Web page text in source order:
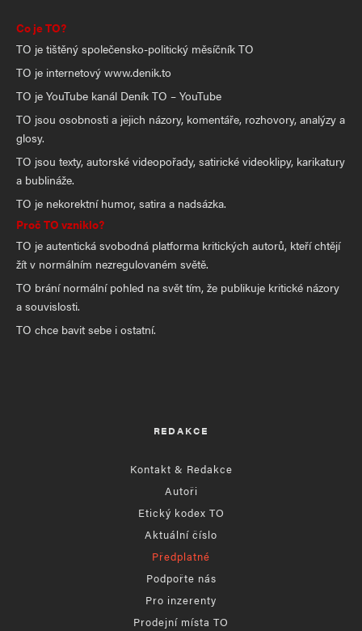
Co je TO?
TO je tištěný společensko-politický měsíčník TO
TO je internetový www.denik.to
TO je YouTube kanál Deník TO – YouTube
TO jsou osobnosti a jejich názory, komentáře, rozhovory, analýzy a
glosy.
TO jsou texty, autorské videopořady, satirické videoklipy, karikatury
a bublináže.
TO je nekorektní humor, satira a nadsázka.
Proč TO vzniklo?
TO je autentická svobodná platforma kritických autorů, kteří chtějí
žít v normálním nezregulovaném světě.
TO brání normální pohled na svět tím, že publikuje kritické názory
a souvislosti.
TO chce bavit sebe i ostatní.
REDAKCE
Kontakt & Redakce
Autoři
Etický kodex TO
Aktuální číslo
Předplatné
Podpořte nás
Pro inzerenty
Prodejní místa TO